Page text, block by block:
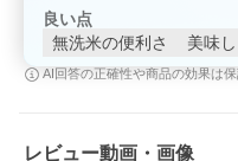
このページは、提供元から
ます。
提供元の規格変更などに伴
表示ラベルをご確認ください
良い点
無洗米の便利さ
美味し
AI回答の正確性や商品の効果は
レビュー動画・画像